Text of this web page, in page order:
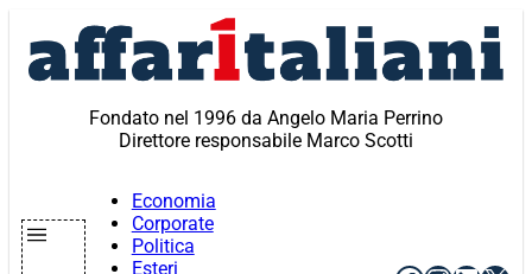
contenuto
Fondato nel 1996 da Angelo Maria Perrino
Direttore responsabile Marco Scotti
Economia
Corporate
Politica
Esteri